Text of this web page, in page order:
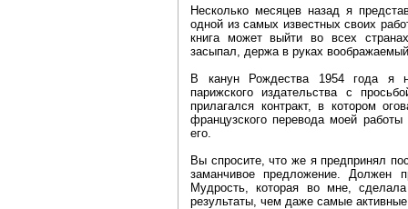
Несколько месяцев назад я
одной из самых известных своих
книга может выйти во всех
засыпал, держа в руках
В канун Рождества 1954 года я
парижского издательства с
прилагался контракт, в котором
французского перевода моей
его.
Вы спросите, что же я предпринял
заманчивое предложение. Должен
Мудрость, которая во мне,
результаты, чем даже самые